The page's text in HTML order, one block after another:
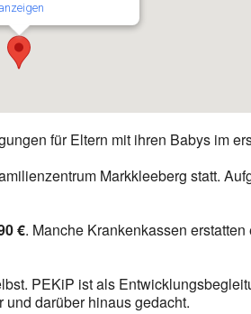
für Eltern mit ihren Babys im
Markkleeberg statt.
€. Manche Krankenkassen
PEKiP ist als
darüber hinaus gedacht.